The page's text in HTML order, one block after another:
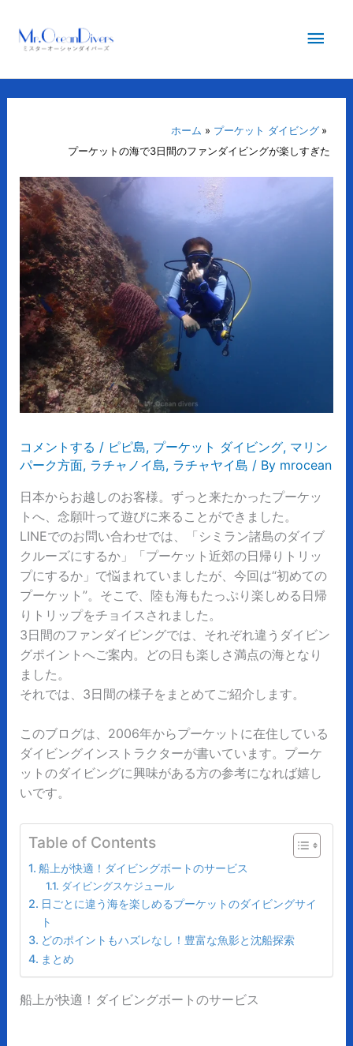
メ
メ
ニ
ホーム
プーケット ダイビング
プーケットの海で3日間のファンダイビングが楽しすぎた
コメントする / ピピ島, プーケット ダイビング, マリン
パーク方面, ラチャノイ島, ラチャヤイ島 / By mrocean
日本からお越しのお客様。ずっと来たかったプーケッ
トへ、念願叶って遊びに来ることができました。
LINEでのお問い合わせでは、「シミラン諸島のダイブ
クルーズにするか」「プーケット近郊の日帰りトリッ
プにするか」で悩まれていましたが、今回は“初めての
プーケット”。そこで、陸も海もたっぷり楽しめる日帰
りトリップをチョイスされました。
3日間のファンダイビングでは、それぞれ違うダイビン
グポイントへご案内。どの日も楽しさ満点の海となり
ました。
それでは、3日間の様子をまとめてご紹介します。
このブログは、2006年からプーケットに在住している
ダイビングインストラクターが書いています。プーケ
ットのダイビングに興味がある方の参考になれば嬉し
いです。
Table of Contents
船上が快適！ダイビングボートのサービス
ダイビングスケジュール
日ごとに違う海を楽しめるプーケットのダイビングサイ
ト
どのポイントもハズレなし！豊富な魚影と沈船探索
まとめ
船上が快適！ダイビングボートのサービス